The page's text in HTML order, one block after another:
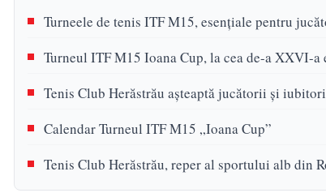
Turneele de tenis ITF M15, esențiale pentru
Turneul ITF M15 Ioana Cup, la cea de-a XXVI-a
Tenis Club Herăstrău așteaptă jucătorii și
Calendar Turneul ITF M15 „Ioana Cup”
Tenis Club Herăstrău, reper al sportului alb din